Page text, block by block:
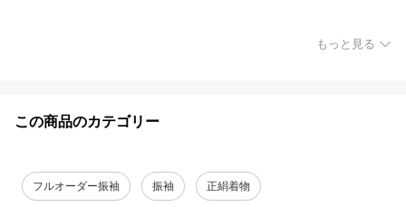
もっと見る
この商品のカテゴリー
フルオーダー振袖 振袖 正絹着物